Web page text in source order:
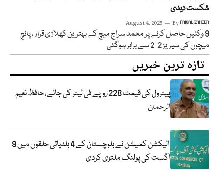
شکست دیدی
August 4, 2025 ByFAISAL ZAHEER
9 وکٹیں حاصل کرنے پر محمد سراج میچ کے بہترین کھلاڑی قرار ، پانچ
میچوں کی سیریز 2-2 سے برابر ہوگئی
تازہ ترین خبریں
پیٹرول کی قیمت 228 روپے فی لیٹر کی جائے، حافظ نعیم
الرحمان
الیکشن کمیشن نے بلوچستان کے 4 بلدیاتی حلقوں میں 9
اگست کی پولنگ ملتوی کردی